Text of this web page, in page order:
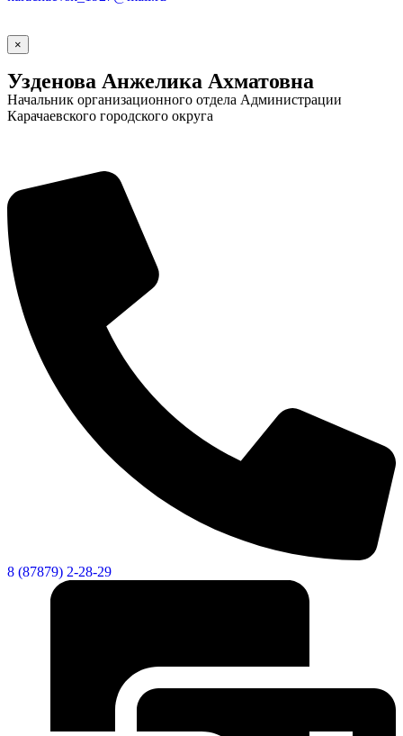
Веб
×
Узденова Анжелика Ахматовна
Начальник организационного отдела Администрации
Карачаевского городского округа
8 (87879) 2-28-29